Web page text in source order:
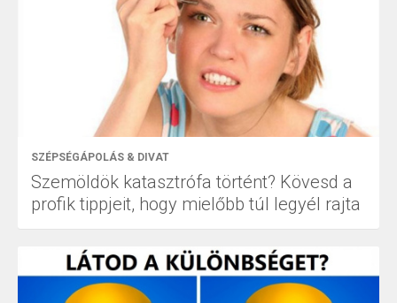
SZÉPSÉGÁPOLÁS & DIVAT
Szemöldök katasztrófa történt? Kövesd a
profik tippjeit, hogy mielőbb túl legyél rajta